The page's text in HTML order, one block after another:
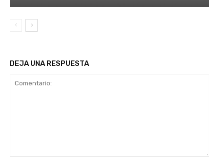
DEJA UNA RESPUESTA